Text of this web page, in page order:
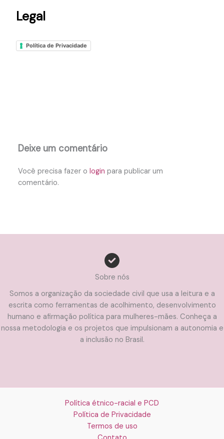
Legal
Política de Privacidade
Deixe um comentário
Você precisa fazer ologin para publicar um
comentário.
Sobre nós
Somos a organização da sociedade civil que usa a leitura e a
escrita como ferramentas de acolhimento, desenvolvimento
humano e afirmação política para mulheres-mães. Conheça a
nossa metodologia e os projetos que impulsionam a autonomia e
a inclusão no Brasil.
Política étnico-racial e PCD
Política de Privacidade
Termos de uso